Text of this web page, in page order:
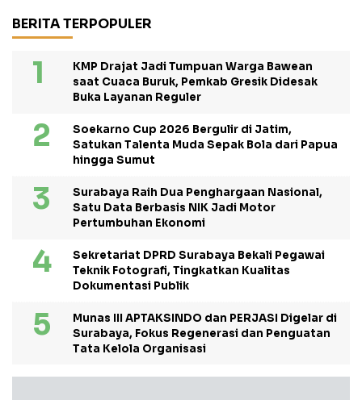
BERITA TERPOPULER
KMP Drajat Jadi Tumpuan Warga Bawean
saat Cuaca Buruk, Pemkab Gresik Didesak
Buka Layanan Reguler
Soekarno Cup 2026 Bergulir di Jatim,
Satukan Talenta Muda Sepak Bola dari Papua
hingga Sumut
Surabaya Raih Dua Penghargaan Nasional,
Satu Data Berbasis NIK Jadi Motor
Pertumbuhan Ekonomi
Sekretariat DPRD Surabaya Bekali Pegawai
Teknik Fotografi, Tingkatkan Kualitas
Dokumentasi Publik
Munas III APTAKSINDO dan PERJASI Digelar di
Surabaya, Fokus Regenerasi dan Penguatan
Tata Kelola Organisasi